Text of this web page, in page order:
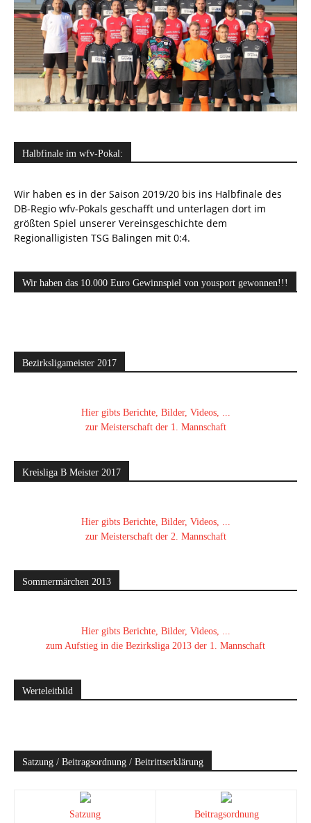
Halbfinale im wfv-Pokal:
Wir haben es in der Saison 2019/20 bis ins Halbfinale des
DB-Regio wfv-Pokals geschafft und unterlagen dort im
größten Spiel unserer Vereinsgeschichte dem
Regionalligisten TSG Balingen mit 0:4.
Wir haben das 10.000 Euro Gewinnspiel von yousport gewonnen!!!
Bezirksligameister 2017
Hier gibts Berichte, Bilder, Videos, ...
zur Meisterschaft der 1. Mannschaft
Kreisliga B Meister 2017
Hier gibts Berichte, Bilder, Videos, ...
zur Meisterschaft der 2. Mannschaft
Sommermärchen 2013
Hier gibts Berichte, Bilder, Videos, ...
zum Aufstieg in die Bezirksliga 2013 der 1. Mannschaft
Werteleitbild
Satzung / Beitragsordnung / Beitrittserklärung
Satzung Beitragsordnung